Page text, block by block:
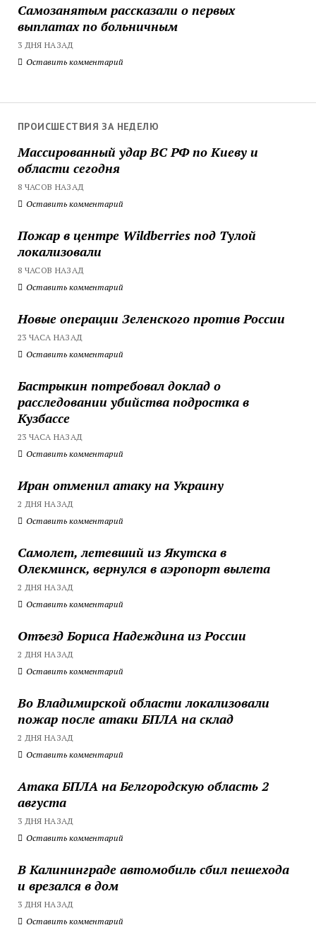
Самозанятым рассказали о первых
выплатах по больничным
3 ДНЯ НАЗАД
Оставить комментарий
ПРОИСШЕСТВИЯ ЗА НЕДЕЛЮ
Массированный удар ВС РФ по Киеву и
области сегодня
8 ЧАСОВ НАЗАД
Оставить комментарий
Пожар в центре Wildberries под Тулой
локализовали
8 ЧАСОВ НАЗАД
Оставить комментарий
Новые операции Зеленского против России
23 ЧАСА НАЗАД
Оставить комментарий
Бастрыкин потребовал доклад о
расследовании убийства подростка в
Кузбассе
23 ЧАСА НАЗАД
Оставить комментарий
Иран отменил атаку на Украину
2 ДНЯ НАЗАД
Оставить комментарий
Самолет, летевший из Якутска в
Олекминск, вернулся в аэропорт вылета
2 ДНЯ НАЗАД
Оставить комментарий
Отъезд Бориса Надеждина из России
2 ДНЯ НАЗАД
Оставить комментарий
Во Владимирской области локализовали
пожар после атаки БПЛА на склад
2 ДНЯ НАЗАД
Оставить комментарий
Атака БПЛА на Белгородскую область 2
августа
3 ДНЯ НАЗАД
Оставить комментарий
В Калининграде автомобиль сбил пешехода
и врезался в дом
3 ДНЯ НАЗАД
Оставить комментарий